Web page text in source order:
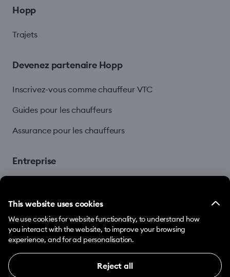
This website uses cookies
We use cookies for website functionality, to understand how
you interact with the website, to improve your browsing
experience, and for ad personalisation.
Reject all
Hopp
Trajets
Devenez partenaire Hopp
Inscrivez-vous comme chauffeur VTC
Guides pour les chauffeurs
Assurance pour les chauffeurs
Entreprise
© 2026 Hopp by Bolt Services US Inc.